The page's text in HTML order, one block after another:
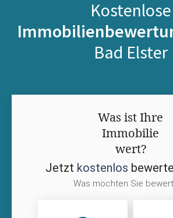
Kostenlose
Bad Elster
Was ist Ihre
Immobilie
wert?
Jetzt kostenlos
Was möchten Sie